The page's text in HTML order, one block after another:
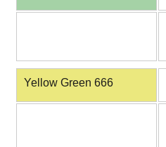
Yellow Green 666